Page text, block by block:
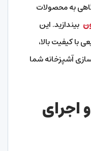
به محصولات
بیندازید. این
کیفیت بالا،
آشپزخانه شما
اجرای